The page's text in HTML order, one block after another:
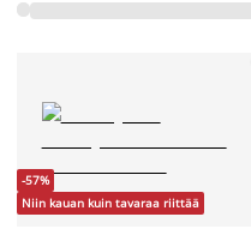
-57%
Niin kauan kuin tavaraa riittää